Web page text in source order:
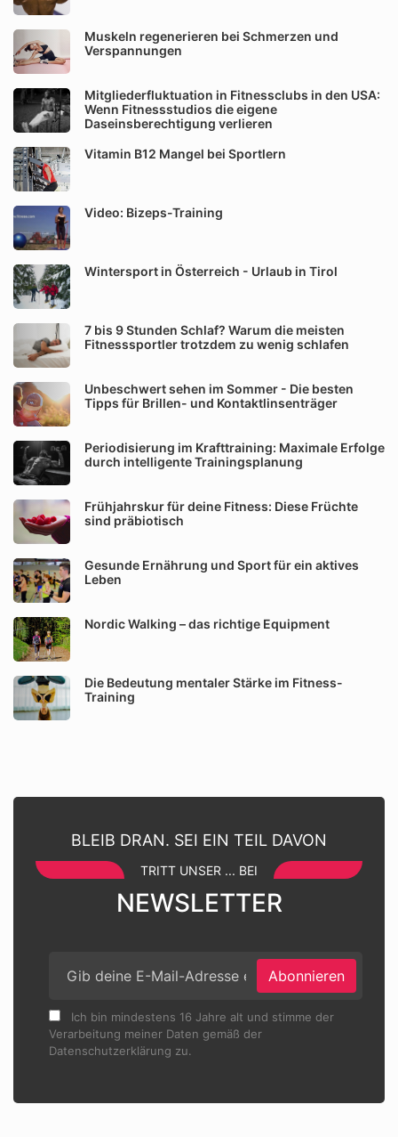
Muskeln regenerieren bei Schmerzen und
Verspannungen
Mitgliederfluktuation in Fitnessclubs in den USA:
Wenn Fitnessstudios die eigene
Daseinsberechtigung verlieren
Vitamin B12 Mangel bei Sportlern
Video: Bizeps-Training
Wintersport in Österreich - Urlaub in Tirol
7 bis 9 Stunden Schlaf? Warum die meisten
Fitnesssportler trotzdem zu wenig schlafen
Unbeschwert sehen im Sommer - Die besten
Tipps für Brillen- und Kontaktlinsenträger
Periodisierung im Krafttraining: Maximale Erfolge
durch intelligente Trainingsplanung
Frühjahrskur für deine Fitness: Diese Früchte
sind präbiotisch
Gesunde Ernährung und Sport für ein aktives
Leben
Nordic Walking – das richtige Equipment
Die Bedeutung mentaler Stärke im Fitness-
Training
BLEIB DRAN. SEI EIN TEIL DAVON
TRITT UNSER ... BEI
NEWSLETTER
Abonnieren
Ich bin mindestens 16 Jahre alt und stimme der
Verarbeitung meiner Daten gemäß der
Datenschutzerklärung zu.